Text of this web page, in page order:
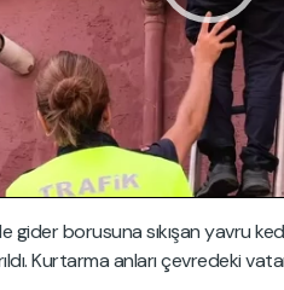
gider borusuna sıkışan yavru
Kurtarma anları çevredeki